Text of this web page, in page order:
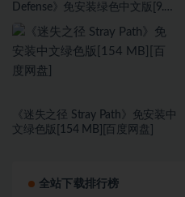
Defense》免安装绿色中文版[9.51
盘]
《迷失之径 Stray Path》免安装中
文绿色版[154 MB][百度网盘]
全站下载排行榜